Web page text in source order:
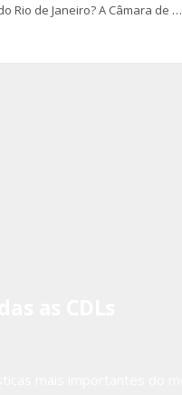
Rio de Janeiro? A Câmara de …